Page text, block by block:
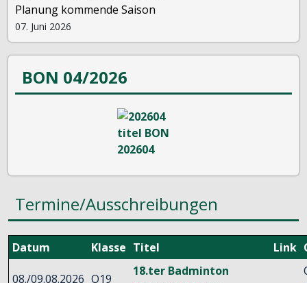
Planung kommende Saison
07. Juni 2026
BON 04/2026
Termine/Ausschreibungen
Datum Klasse Titel Link
08./09.08.2026 O19
18.ter Badminton